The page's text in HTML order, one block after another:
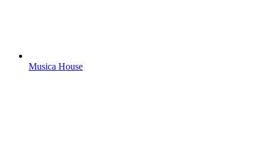
Musica House